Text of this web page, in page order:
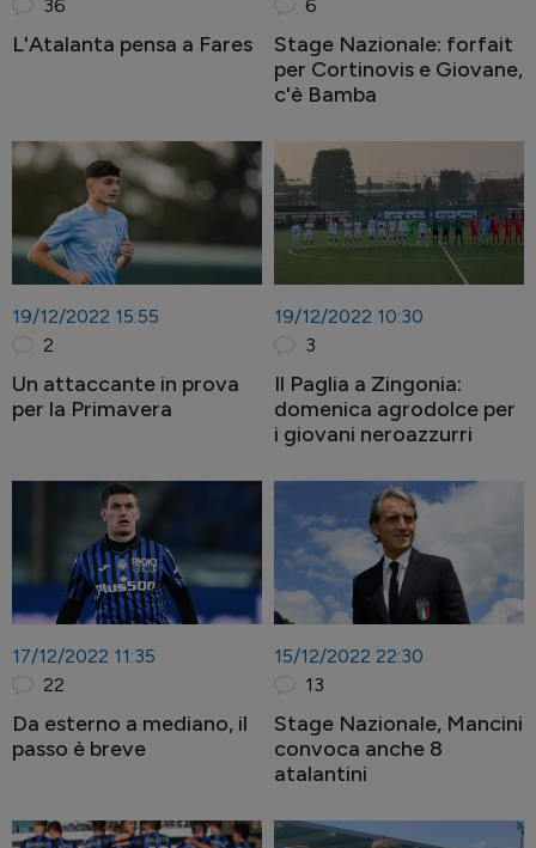
36
L'Atalanta pensa a Fares
6
Stage Nazionale: forfait
per Cortinovis e Giovane,
c'è Bamba
19/12/2022 15:55
2
Un attaccante in prova
per la Primavera
19/12/2022 10:30
3
Il Paglia a Zingonia:
domenica agrodolce per
i giovani neroazzurri
17/12/2022 11:35
22
Da esterno a mediano, il
passo è breve
15/12/2022 22:30
13
Stage Nazionale, Mancini
convoca anche 8
atalantini